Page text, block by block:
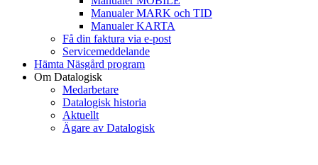
Manualer MARK och TID
Manualer KARTA
Få din faktura via e-post
Servicemeddelande
Hämta Näsgård program
Om Datalogisk
Medarbetare
Datalogisk historia
Aktuellt
Ägare av Datalogisk